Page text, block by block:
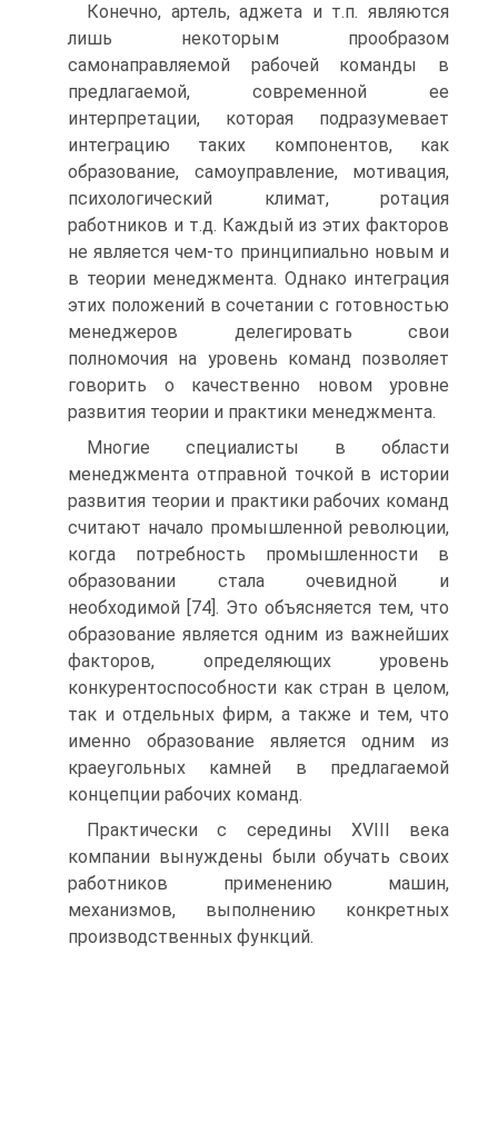
Конечно, артель, аджета и т.п. являются
лишь некоторым прообразом
самонаправляемой рабочей команды в
предлагаемой, современной ее
интерпретации, которая подразумевает
интеграцию таких компонентов, как
образование, самоуправление, мотивация,
психологический климат, ротация
работников и т.д. Каждый из этих факторов
не является чем-то принципиально новым и
в теории менеджмента. Однако интеграция
этих положений в сочетании с готовностью
менеджеров делегировать свои
полномочия на уровень команд позволяет
говорить о качественно новом уровне
развития теории и практики менеджмента.
Многие специалисты в области
менеджмента отправной точкой в истории
развития теории и практики рабочих команд
считают начало промышленной революции,
когда потребность промышленности в
образовании стала очевидной и
необходимой [74]. Это объясняется тем, что
образование является одним из важнейших
факторов, определяющих уровень
конкурентоспособности как стран в целом,
так и отдельных фирм, а также и тем, что
именно образование является одним из
краеугольных камней в предлагаемой
концепции рабочих команд.
Практически с середины XVIII века
компании вынуждены были обучать своих
работников применению машин,
механизмов, выполнению конкретных
производственных функций.